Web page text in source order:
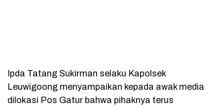
Ipda Tatang Sukirman selaku Kapolsek
Leuwigoong menyampaikan kepada awak media
dilokasi Pos Gatur bahwa pihaknya terus